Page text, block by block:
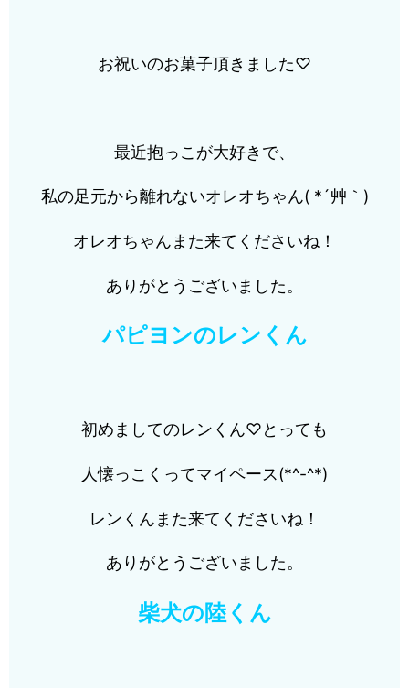
お祝いのお菓子頂きました♡
最近抱っこが大好きで、
私の足元から離れないオレオちゃん( *´艸｀)
オレオちゃんまた来てくださいね！
ありがとうございました。
パピヨンのレンくん
初めましてのレンくん♡とっても
人懐っこくってマイペース(*^-^*)
レンくんまた来てくださいね！
ありがとうございました。
柴犬の陸くん